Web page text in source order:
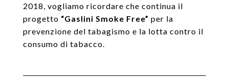
2018, vogliamo ricordare che continua il
progetto “Gaslini Smoke Free” per la
prevenzione del tabagismo e la lotta contro il
consumo di tabacco.